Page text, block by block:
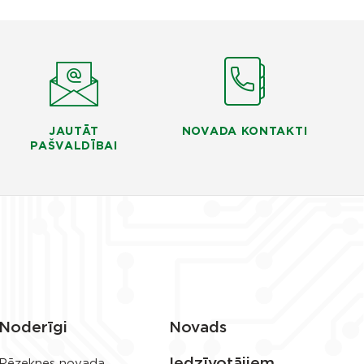
JAUTĀT
PAŠVALDĪBAI
NOVADA KONTAKTI
Noderīgi Novads